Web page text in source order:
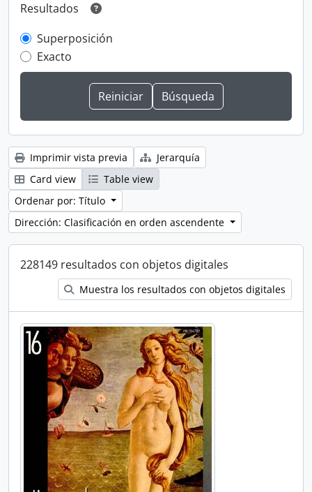
Resultados
Superposición
Exacto
Imprimir vista previa
Jerarquía
Card view
Table view
Ordenar por: Título
Dirección: Clasificación en orden ascendente
228149 resultados con objetos digitales
Muestra los resultados con objetos digitales